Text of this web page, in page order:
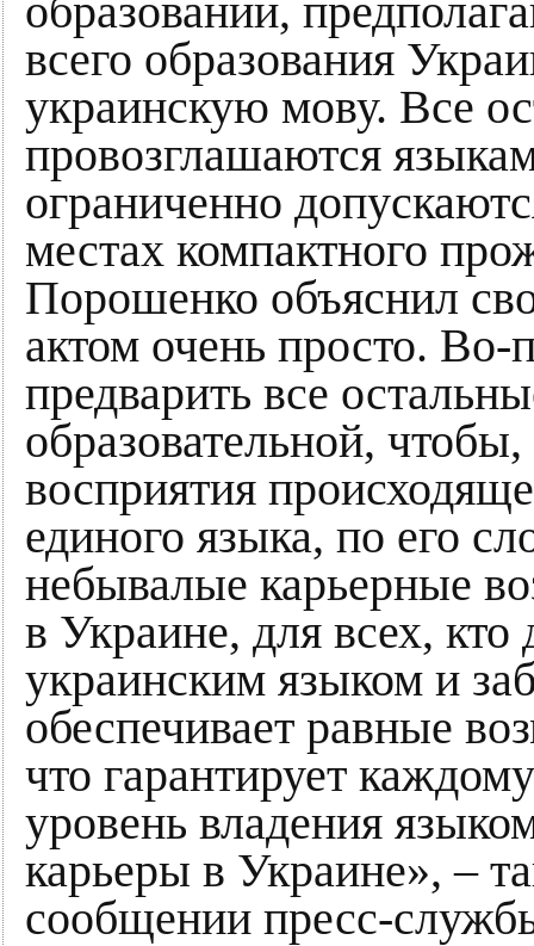
образовании,
всего образования
украинскую мову. Все
провозглашаются
ограниченно
местах компактного
Порошенко объяснил
актом очень просто.
предварить все
образовательной,
восприятия
единого языка, по его
небывалые карьерные
в Украине, для всех, кто
украинским языком и
обеспечивает равные
что гарантирует
уровень владения
карьеры в Украине», –
сообщении пресс-